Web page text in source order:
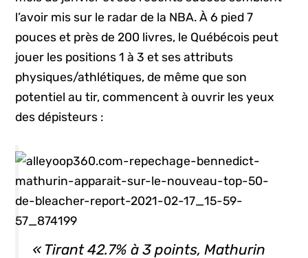
l’avoir mis sur le radar de la NBA. À 6 pied 7
pouces et près de 200 livres, le Québécois peut
jouer les positions 1 à 3 et ses attributs
physiques/athlétiques, de même que son
potentiel au tir, commencent à ouvrir les yeux
des dépisteurs :
« Tirant 42.7% à 3 points, Mathurin